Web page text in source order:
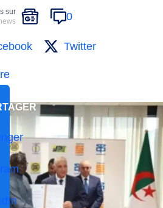
sur
0
Twitter